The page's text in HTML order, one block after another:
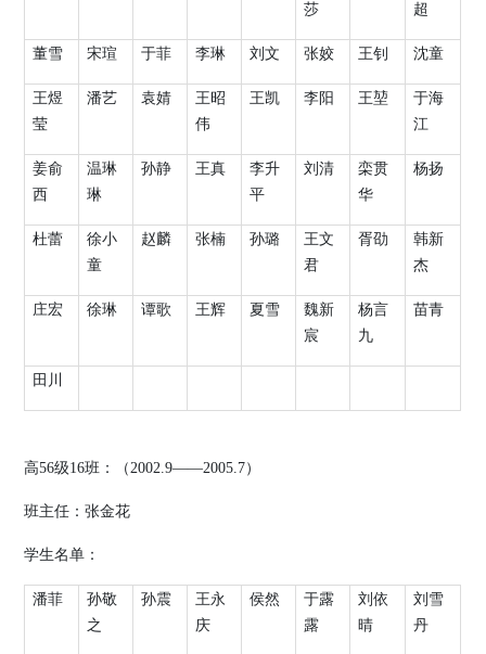
莎
超
董雪 宋瑄 于菲 李琳 刘文 张姣 王钊 沈童
王煜
莹
潘艺 袁婧
王昭
伟
王凯 李阳 王堃
于海
江
姜俞
西
温琳
琳
孙静 王真
李升
平
刘清
栾贯
华
杨扬
杜蕾
徐小
童
赵麟 张楠 孙璐
王文
君
胥劭
韩新
杰
庄宏 徐琳 谭歌 王辉 夏雪
魏新
宸
杨言
九
苗青
田川
高56级16班：（2002.9——2005.7）
班主任：张金花
学生名单：
潘菲
孙敬
之
孙震
王永
庆
侯然
于露
露
刘依
晴
刘雪
丹